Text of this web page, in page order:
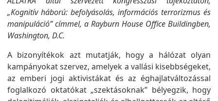
„Kognitív háború: befolyásolás, információs terrorizmus és
manipuláció” címmel, a Rayburn House Office Buildingben,
Washington, D.C.
A bizonyítékok azt mutatják, hogy a hálózat olyan
kampányokat szervez, amelyek a vallási kisebbségeket,
az emberi jogi aktivistákat és az éghajlatváltozással
foglalkozó oktatókat „szektásoknak” bélyegzik, hogy